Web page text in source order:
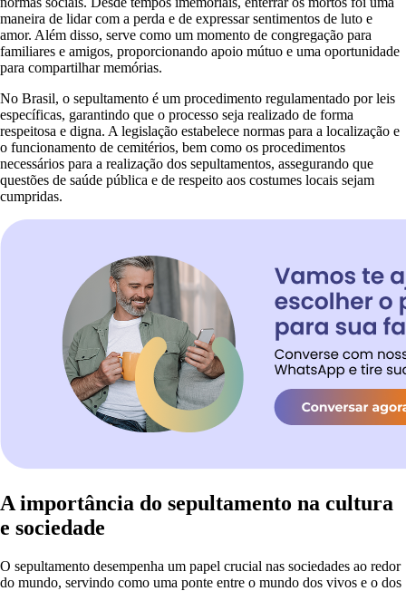
maneira de lidar com a perda e de expressar sentimentos de luto e
amor. Além disso, serve como um momento de congregação para
familiares e amigos, proporcionando apoio mútuo e uma oportunidade
para compartilhar memórias.
No Brasil, o sepultamento é um procedimento regulamentado por leis
específicas, garantindo que o processo seja realizado de forma
respeitosa e digna. A legislação estabelece normas para a localização e
o funcionamento de cemitérios, bem como os procedimentos
necessários para a realização dos sepultamentos, assegurando que
questões de saúde pública e de respeito aos costumes locais sejam
cumpridas.
A importância do sepultamento na cultura
e sociedade
O sepultamento desempenha um papel crucial nas sociedades ao redor
do mundo, servindo como uma ponte entre o mundo dos vivos e o dos